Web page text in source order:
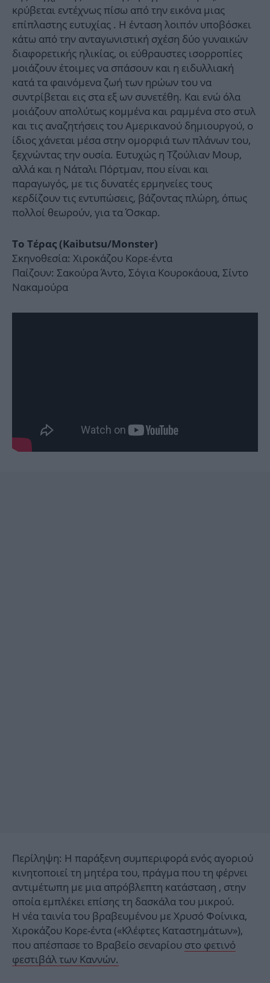
κρύβεται εντέχνως πίσω από την εικόνα μιας
επίπλαστης ευτυχίας . Η ένταση λοιπόν υποβόσκει
κάτω από την ανταγωνιστική σχέση δύο γυναικών
διαφορετικής ηλικίας, οι εύθραυστες ισορροπίες
μοιάζουν έτοιμες να σπάσουν και η ειδυλλιακή
κατά τα φαινόμενα ζωή των ηρώων του να
συντρίβεται εις στα εξ ων συνετέθη. Και ενώ όλα
μοιάζουν απολύτως κομμένα και ραμμένα στο στυλ
και τις αναζητήσεις του Αμερικανού δημιουργού, ο
ίδιος χάνεται μέσα στην ομορφιά των πλάνων του,
ξεχνώντας την ουσία. Ευτυχώς η Τζούλιαν Μουρ,
αλλά και η Νάταλι Πόρτμαν, που είναι και
παραγωγός, με τις δυνατές ερμηνείες τους
κερδίζουν τις εντυπώσεις, βάζοντας πλώρη, όπως
πολλοί θεωρούν, για τα Όσκαρ.
Το Τέρας (Kaibutsu/Monster)
Σκηνοθεσία: Χιροκάζου Κορε-έντα
Παίζουν: Σακούρα Άντο, Σόγια Κουροκάουα, Σίντο
Νακαμούρα
Περίληψη: Η παράξενη συμπεριφορά ενός αγοριού
κινητοποιεί τη μητέρα του, πράγμα που τη φέρνει
αντιμέτωπη με μια απρόβλεπτη κατάσταση , στην
οποία εμπλέκει επίσης τη δασκάλα του μικρού.
Η νέα ταινία του βραβευμένου με Χρυσό Φοίνικα,
Χιροκάζου Κορε-έντα («Κλέφτες Καταστημάτων»),
που απέσπασε το Βραβείο σεναρίου στο φετινό
φεστιβάλ των Καννών.